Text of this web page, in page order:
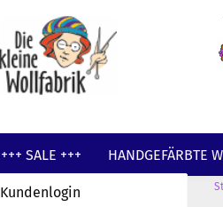
+++ SALE +++ HANDGEFÄRBTE
GUTSCHEINE
Kundenlogin